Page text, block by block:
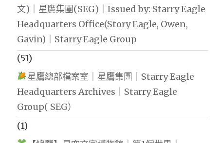
文)｜星鷹集團(SEG)｜Issued by: Starry Eagle
Headquarters Office(Story Eagle, Owen,
Gavin)｜Starry Eagle Group
(51)
星鷹總部檔案室｜星鷹集團｜Starry Eagle
Headquarters Archives｜Starry Eagle
Group( SEG）
(1)